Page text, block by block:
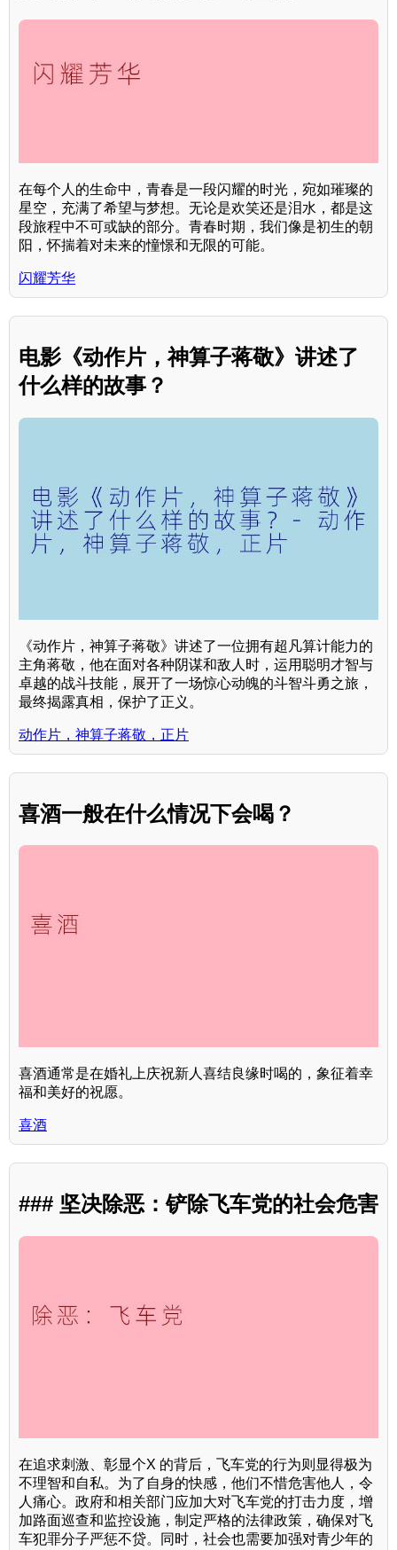
在每个人的生命中，青春是一段闪耀的时光，宛如璀璨的
星空，充满了希望与梦想。无论是欢笑还是泪水，都是这
段旅程中不可或缺的部分。青春时期，我们像是初生的朝
阳，怀揣着对未来的憧憬和无限的可能。
闪耀芳华
电影《动作片，神算子蒋敬》讲述了
什么样的故事？
《动作片，神算子蒋敬》讲述了一位拥有超凡算计能力的
主角蒋敬，他在面对各种阴谋和敌人时，运用聪明才智与
卓越的战斗技能，展开了一场惊心动魄的斗智斗勇之旅，
最终揭露真相，保护了正义。
动作片，神算子蒋敬，正片
喜酒一般在什么情况下会喝？
喜酒通常是在婚礼上庆祝新人喜结良缘时喝的，象征着幸
福和美好的祝愿。
喜酒
### 坚决除恶：铲除飞车党的社会危害
在追求刺激、彰显个X 的背后，飞车党的行为则显得极为
不理智和自私。为了自身的快感，他们不惜危害他人，令
人痛心。政府和相关部门应加大对飞车党的打击力度，增
加路面巡查和监控设施，制定严格的法律政策，确保对飞
车犯罪分子严惩不贷。同时，社会也需要加强对青少年的